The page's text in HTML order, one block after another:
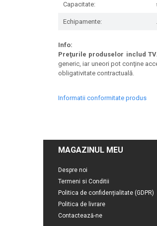
Capacitate:
Echipamente: .
Info:
Preţurile produselor includ
generic, iar uneori pot conţine
obligativitate contractuală.
Informatii conformitate produs
MAGAZINUL MEU
Despre noi
Termeni si Conditii
Politica de confidențialitate (GDPR)
Politica de livrare
Contactează-ne